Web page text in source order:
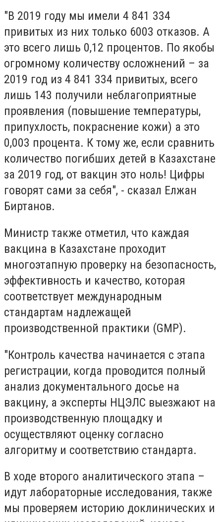
"В 2019 году мы имели 4 841 334
привитых из них только 6003 отказов. А
это всего лишь 0,12 процентов. По якобы
огромному количеству осложнений – за
2019 год из 4 841 334 привитых, всего
лишь 143 получили неблагоприятные
проявления (повышение температуры,
припухлость, покраснение кожи) а это
0,003 процента. К тому же, если сравнить
количество погибших детей в Казахстане
за 2019 год, от вакцин это ноль! Цифры
говорят сами за себя", - сказал Елжан
Биртанов.
Министр также отметил, что каждая
вакцина в Казахстане проходит
многоэтапную проверку на безопасность,
эффективность и качество, которая
соответствует международным
стандартам надлежащей
производственной практики (GMP).
"Контроль качества начинается с этапа
регистрации, когда проводится полный
анализ документального досье на
вакцину, а эксперты НЦЭЛС выезжают на
производственную площадку и
осуществляют оценку согласно
алгоритму и соответствию стандарта.
В ходе второго аналитического этапа –
идут лабораторные исследования, также
мы проверяем историю доклинических и